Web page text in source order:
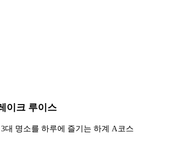
이크 루이스
대 명소를 하루에 즐기는 하계 A코스